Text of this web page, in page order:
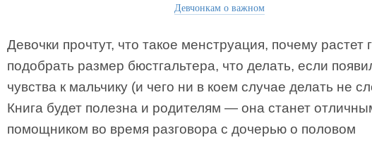
Девчонкам о важном
Девочки прочтут, что такое менструация, почему растет
подобрать размер бюстгальтера, что делать, если
чувства к мальчику (и чего ни в коем случае делать не
Книга будет полезна и родителям — она станет
помощником во время разговора с дочерью о половом